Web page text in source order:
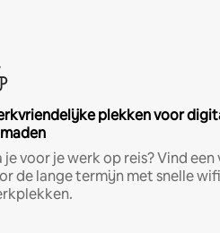
plekken voor
je voor je werk op reis? Vind
de lange termijn met snelle